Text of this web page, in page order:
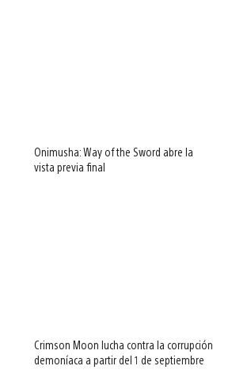
Onimusha: Way of the Sword abre la
vista previa final
Crimson Moon lucha contra la corrupción
demoníaca a partir del 1 de septiembre